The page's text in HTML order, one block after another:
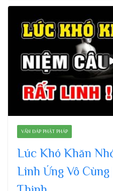
VẤN ĐÁP PHẬT PHÁP
Lúc Khó Khăn
Linh Ứng Vô